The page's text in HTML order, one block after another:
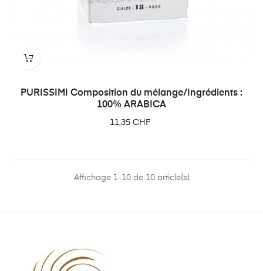
PURISSIMI Composition du mélange/Ingrédients :
100% ARABICA
Prix
11,35 CHF
Affichage 1-10 de 10 article(s)